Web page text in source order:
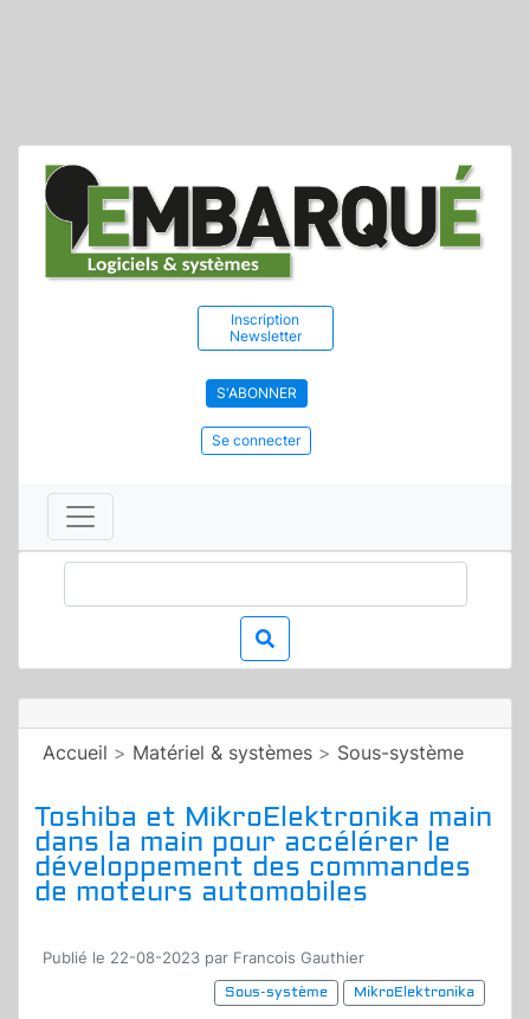
Inscription
Newsletter
S'ABONNER
Se connecter
Accueil > Matériel & systèmes > Sous-système
Toshiba et MikroElektronika main
dans la main pour accélérer le
développement des commandes
de moteurs automobiles
Publié le 22-08-2023 par Francois Gauthier
Sous-système
MikroElektronika